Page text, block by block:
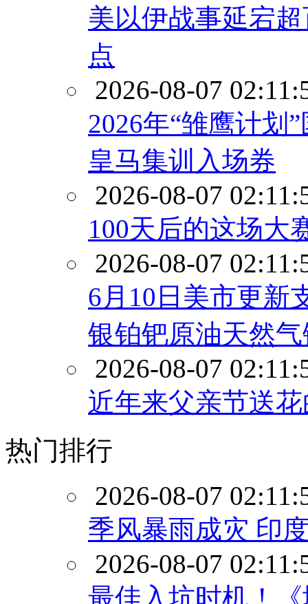
美以伊战事延宕
点
2026-08-07
2026年“雏鹰计划
皇马集训入场券
2026-08-07
100天后的这场大
2026-08-07
6月10日美市更新
银铂钯原油天然
2026-08-07
近年来父亲节送
热门排行
2026-08-07
季风暴雨成灾 印
2026-08-07
最佳入坑时机！